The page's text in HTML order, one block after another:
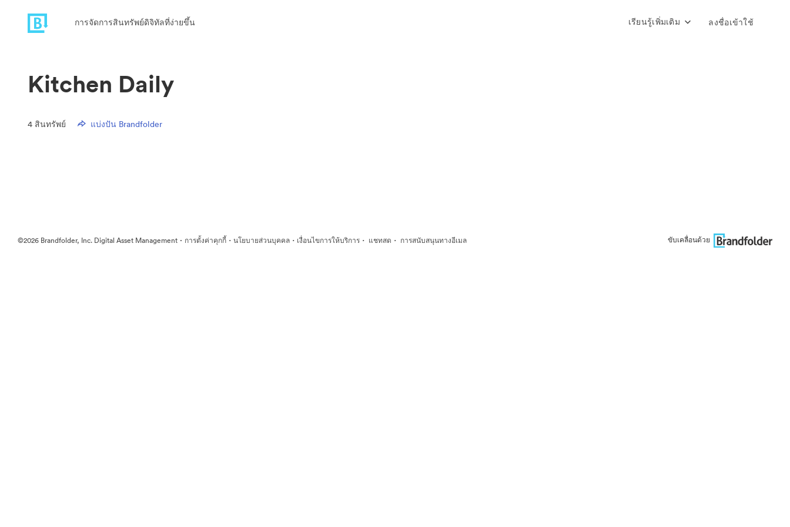
การจัดการสินทรัพย์ดิจิทัลที่ง่ายขึ้น เรียนรู้เพิ่มเติม ลงชื่อเข้าใช้
Kitchen Daily
4 สินทรัพย์ แบ่งปัน Brandfolder
©2026 Brandfolder, Inc. Digital Asset Management · การตั้งค่าคุกกี้· นโยบายส่วนบุคคล · เงื่อนไขการให้บริการ · แชทสด · การสนับสนุนทางอีเมล ขับเคลื่อนด้วย